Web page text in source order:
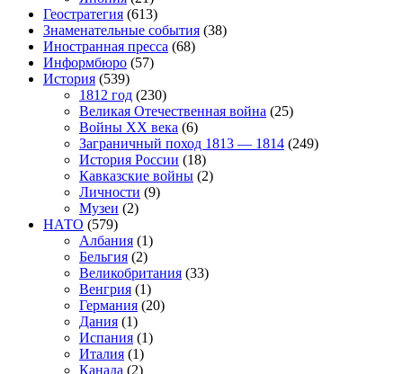
Геостратегия (613)
Знаменательные события (38)
Иностранная пресса (68)
Информбюро (57)
История (539)
1812 год (230)
Великая Отечественная война (25)
Войны XX века (6)
Заграничный поход 1813 — 1814 (249)
История России (18)
Кавказские войны (2)
Личности (9)
Музеи (2)
НАТО (579)
Албания (1)
Бельгия (2)
Великобритания (33)
Венгрия (1)
Германия (20)
Дания (1)
Испания (1)
Италия (1)
Канада (2)